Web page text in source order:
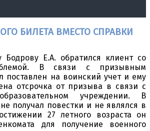
БИЛЕТА ВМЕСТО СПРАВКИ
Е.А. обратился клиент со
В связи с призывным
поставлен на воинский учет и ему
отсрочка от призыва в связи с
учреждении. В
получал повестки и не являлся в
27 летного возраста он
для получение военного